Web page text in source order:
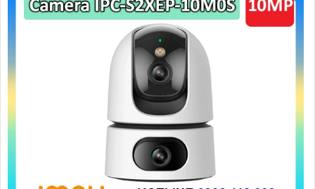
động ổn định. Kiểm tra xem camera có hoạt động bình thường, vệ
sinh bụi và kiểm tra kết nối mạng định kỳ.
Hy vọng rằng các tư vấn trên sẽ giúp bạn lắp đặt và sử dụng Camera
Wifi Imou một cách hiệu quả và tiện lợi.